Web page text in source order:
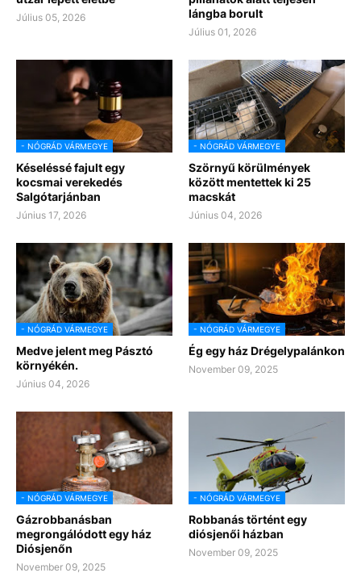
Július 05, 2026
lángba borult
Július 01, 2026
- NÓGRÁD VÁRMEGYE
Késeléssé fajult egy
kocsmai verekedés
Salgótarjánban
Június 17, 2026
- NÓGRÁD VÁRMEGYE
Szörnyű körülmények
között mentettek ki 25
macskát
Június 04, 2026
- NÓGRÁD VÁRMEGYE
Medve jelent meg Pásztó
környékén.
Június 04, 2026
- NÓGRÁD VÁRMEGYE
Ég egy ház Drégelypalánkon
November 09, 2025
- NÓGRÁD VÁRMEGYE
Gázrobbanásban
megrongálódott egy ház
Diósjenőn
November 09, 2025
- NÓGRÁD VÁRMEGYE
Robbanás történt egy
diósjenői házban
November 09, 2025